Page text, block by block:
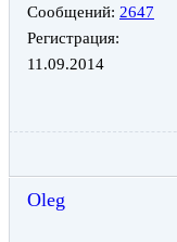
Сообщений: 2647
Регистрация:
11.09.2014
Oleg